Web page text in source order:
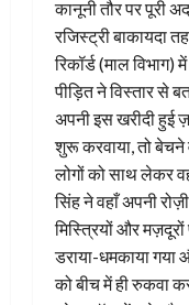
कानूनी तौर पर पूरी
रजिस्ट्री बाकायदा
रिकॉर्ड (माल विभाग)
​पीड़ित ने विस्तार से
अपनी इस खरीदी हुई
शुरू करवाया, तो बेचने
लोगों को साथ लेकर
सिंह ने वहाँ अपनी
मिस्त्रियों और
डराया-धमकाया गया
को बीच में ही रुकवा